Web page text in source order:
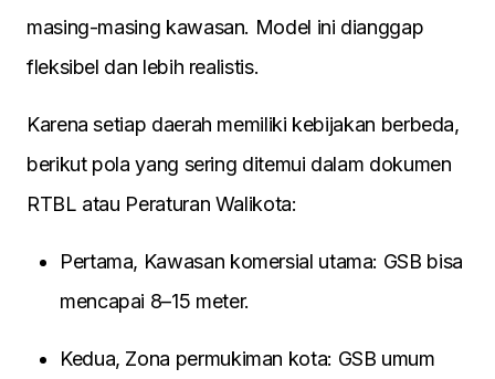
masing-masing kawasan. Model ini dianggap
fleksibel dan lebih realistis.
Karena setiap daerah memiliki kebijakan berbeda,
berikut pola yang sering ditemui dalam dokumen
RTBL atau Peraturan Walikota:
Pertama, Kawasan komersial utama: GSB bisa
mencapai 8–15 meter.
Kedua, Zona permukiman kota: GSB umum